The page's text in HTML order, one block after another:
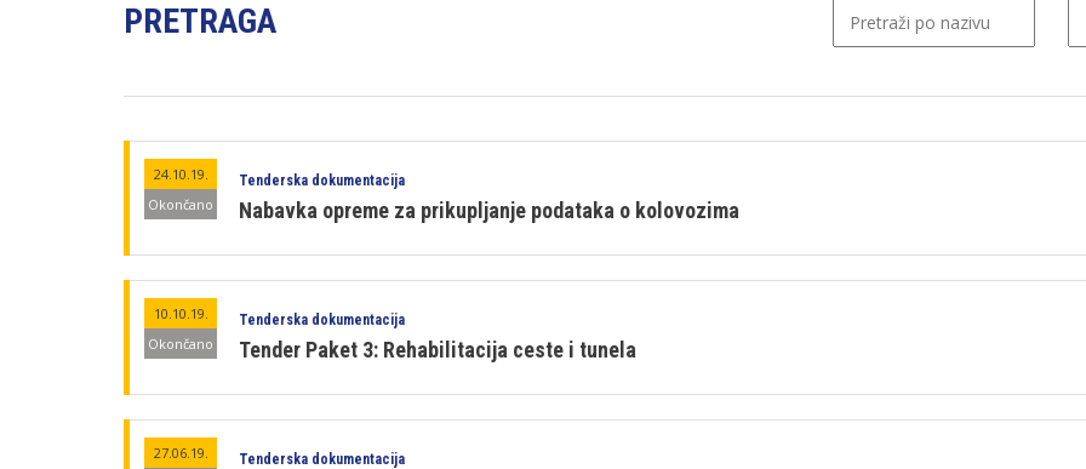
PRETRAGA
24.10.19.
Okončano
Tenderska dokumentacija
Nabavka opreme za prikupljanje podataka o kolovozima
10.10.19.
Okončano
Tenderska dokumentacija
Tender Paket 3: Rehabilitacija ceste i tunela
27.06.19.
Tenderska dokumentacija